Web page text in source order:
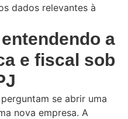
dados relevantes à
a
e fiscal sob
se abrir uma
nova empresa. A